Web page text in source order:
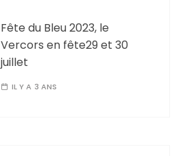
Fête du Bleu 2023, le
Vercors en fête29 et 30
juillet
IL Y A 3 ANS